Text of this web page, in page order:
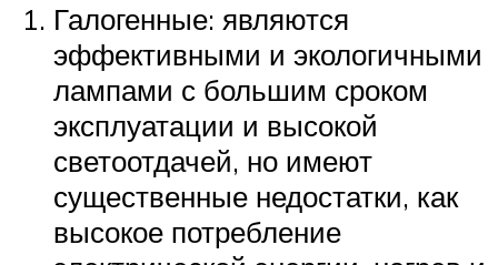
Галогенные: являются
эффективными и экологичными
лампами с большим сроком
эксплуатации и высокой
светоотдачей, но имеют
существенные недостатки, как
высокое потребление